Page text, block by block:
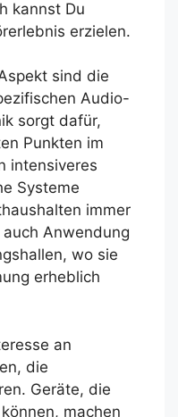
kannst Du
erzielen.
sind die
Audio-
sorgt dafür,
Punkten im
intensiveres
Systeme
immer
Anwendung
wo sie
erheblich
an
die
Geräte, die
machen